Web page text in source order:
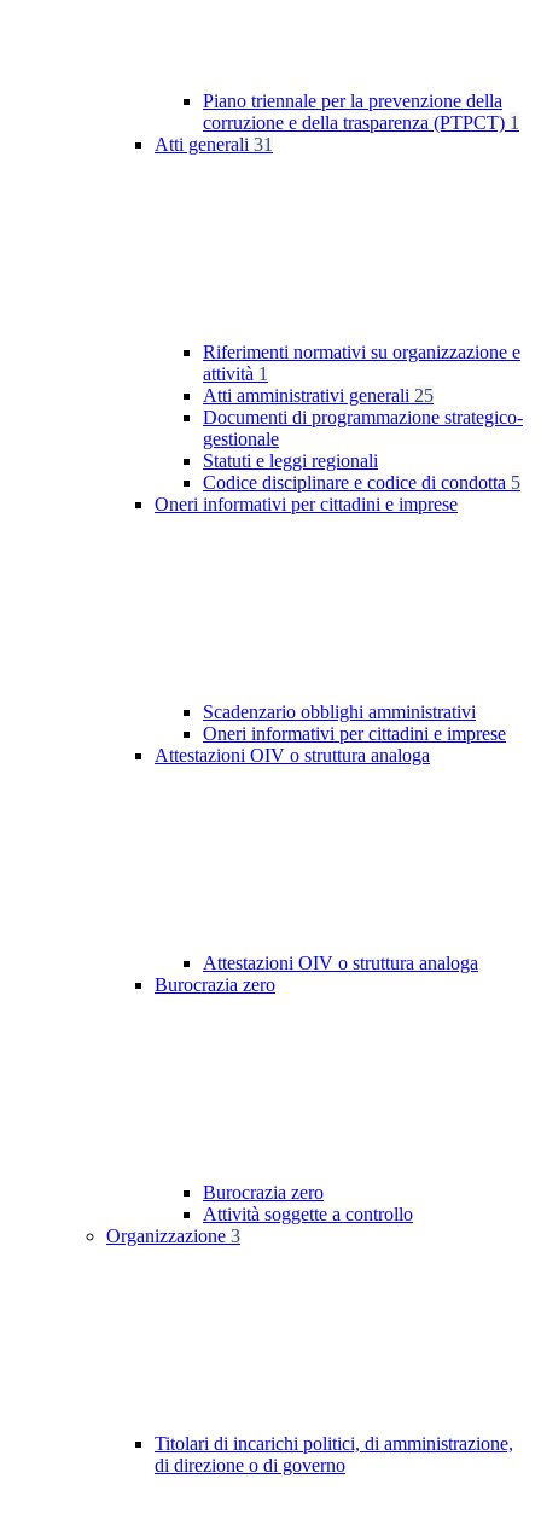
Piano triennale per la prevenzione della
corruzione e della trasparenza (PTPCT) 1
Atti generali 31
Riferimenti normativi su organizzazione e
attività 1
Atti amministrativi generali 25
Documenti di programmazione strategico-
gestionale
Statuti e leggi regionali
Codice disciplinare e codice di condotta 5
Oneri informativi per cittadini e imprese
Scadenzario obblighi amministrativi
Oneri informativi per cittadini e imprese
Attestazioni OIV o struttura analoga
Attestazioni OIV o struttura analoga
Burocrazia zero
Burocrazia zero
Attività soggette a controllo
Organizzazione 3
Titolari di incarichi politici, di amministrazione,
di direzione o di governo